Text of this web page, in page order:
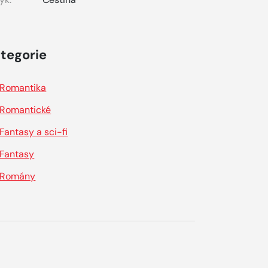
Romantika
Romantické
Fantasy a sci-fi
Fantasy
Romány